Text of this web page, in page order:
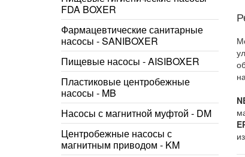
FDA BOXER
Фармацевтические санитарные
насосы - SANIBOXER
Пищевые насосы - AISIBOXER
Пластиковые центробежные
насосы - MB
Насосы с магнитной муфтой - DM
Центробежные насосы с
магнитным приводом - KM